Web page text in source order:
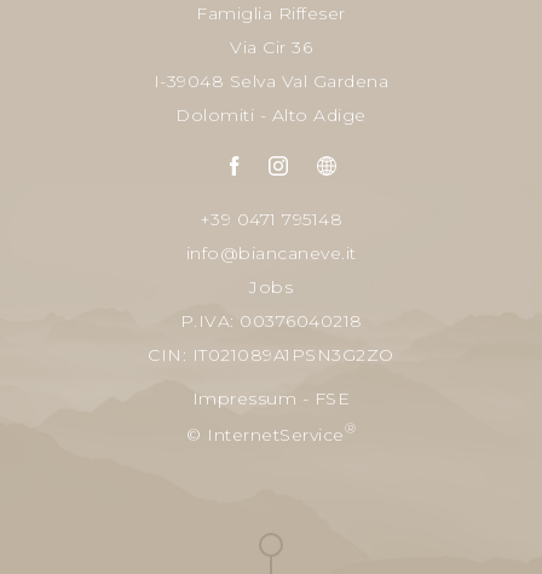
Famiglia Riffeser
Via Cir 36
I-39048 Selva Val Gardena
Dolomiti - Alto Adige
+39 0471 795148
info@biancaneve.it
Jobs
P.IVA: 00376040218
CIN: IT021089A1PSN3G2ZO
Impressum - FSE
© InternetService®